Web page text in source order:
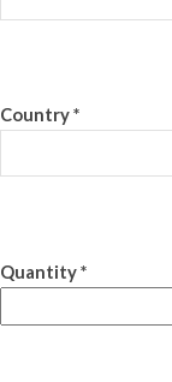
Country *
Quantity *